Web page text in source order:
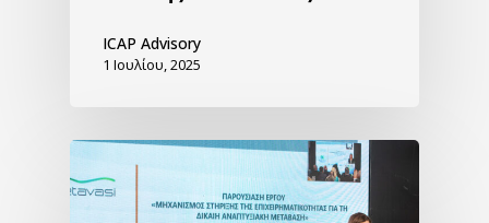
ICAP Advisory
1 Ιουλίου, 2025